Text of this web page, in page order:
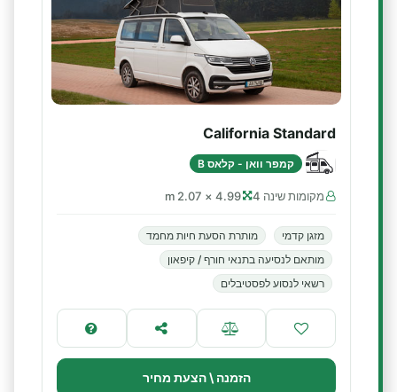
California Standard
קמפר וואן - קלאס B
מקומות שינה 4 4.99 × 2.07 m
מזגן קדמי
מותרת הסעת חיות מחמד
מותאם לנסיעה בתנאי חורף / קיפאון
רשאי לנסוע לפסטיבלים
הזמנה \ הצעת מחיר